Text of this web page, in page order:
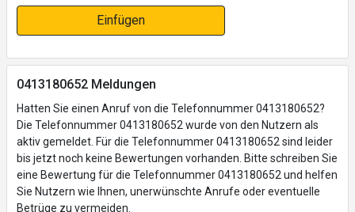
Einfügen
0413180652 Meldungen
Hatten Sie einen Anruf von die Telefonnummer 0413180652?
Die Telefonnummer 0413180652 wurde von den Nutzern als
aktiv gemeldet. Für die Telefonnummer 0413180652 sind leider
bis jetzt noch keine Bewertungen vorhanden. Bitte schreiben Sie
eine Bewertung für die Telefonnummer 0413180652 und helfen
Sie Nutzern wie Ihnen, unerwünschte Anrufe oder eventuelle
Betrüge zu vermeiden.